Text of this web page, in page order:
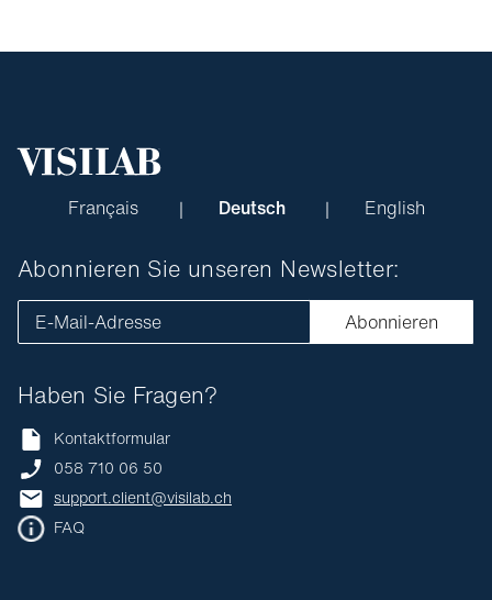
Français Deutsch English
Haben Sie Fragen?
Kontaktformular
058 710 06 50
support.client@visilab.ch
FAQ
Abonnieren Sie unseren Newsletter:
E-Mail-Adresse Abonnieren